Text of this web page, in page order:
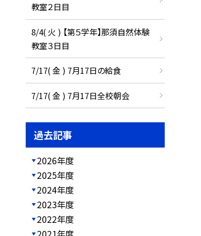
教室２日目
8/4( 火 ) 【第５学年】那須自然体験
教室３日目
7/17( 金 ) 7月17日の給食
7/17( 金 ) 7月17日全校朝会
過去記事
2026年度
2025年度
2024年度
2023年度
2022年度